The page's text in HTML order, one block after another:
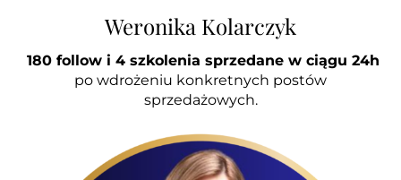
Weronika Kolarczyk
180 follow i 4 szkolenia sprzedane w ciągu 24h
po wdrożeniu konkretnych postów
sprzedażowych.